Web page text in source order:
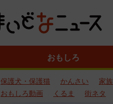
おもしろ
保護犬・保護猫 かんさい 家族
おもしろ動画
くるま 街ネタ